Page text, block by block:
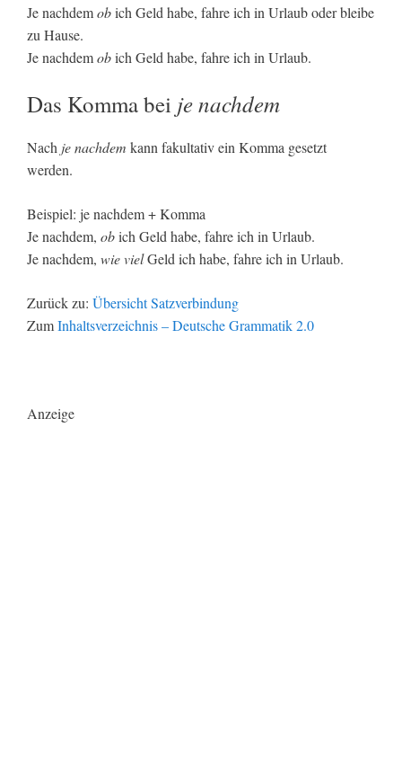
Je nachdemobich Geld habe, fahre ich in Urlaub oder bleibe
zu Hause.
Je nachdemobich Geld habe, fahre ich in Urlaub.
Das Komma bei je nachdem
Nach je nachdem kann fakultativ ein Komma gesetzt
werden.
Beispiel: je nachdem + Komma
Je nachdem, obich Geld habe, fahre ich in Urlaub.
Je nachdem, wie vielGeld ich habe, fahre ich in Urlaub.
Zurück zu: Übersicht Satzverbindung
ZumInhaltsverzeichnis – Deutsche Grammatik 2.0
Anzeige